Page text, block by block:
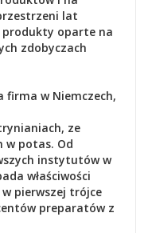
lat
produkty oparte na
zdobyczach
firma w Niemczech,
ze
w potas. Od
instytutów w
właściwości
w pierwszej trójce
preparatów z